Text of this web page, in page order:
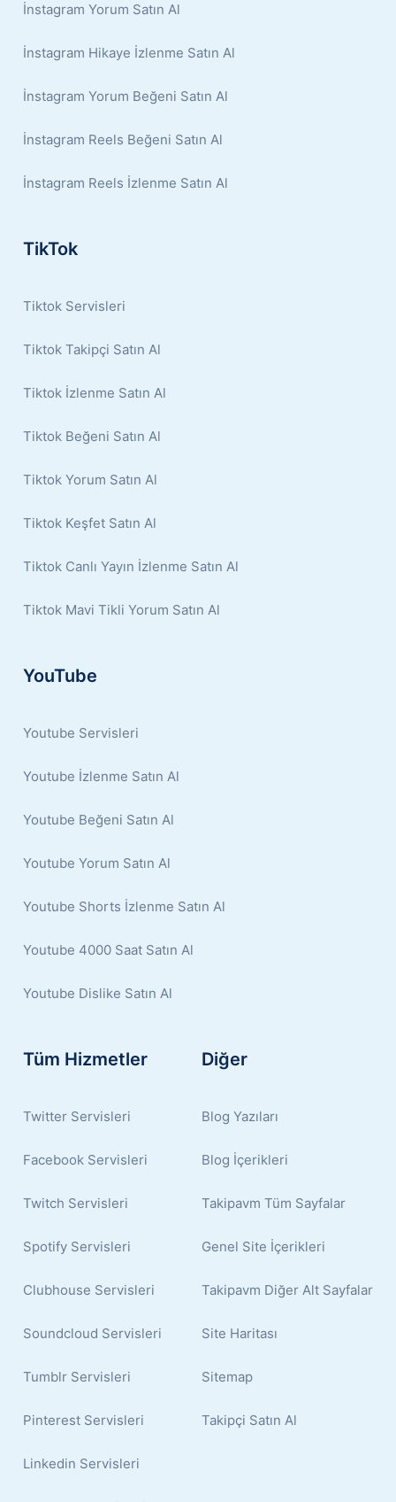
İnstagram Yorum Satın Al
İnstagram Hikaye İzlenme Satın Al
İnstagram Yorum Beğeni Satın Al
İnstagram Reels Beğeni Satın Al
İnstagram Reels İzlenme Satın Al
TikTok
Tiktok Servisleri
Tiktok Takipçi Satın Al
Tiktok İzlenme Satın Al
Tiktok Beğeni Satın Al
Tiktok Yorum Satın Al
Tiktok Keşfet Satın Al
Tiktok Canlı Yayın İzlenme Satın Al
Tiktok Mavi Tikli Yorum Satın Al
YouTube
Youtube Servisleri
Youtube İzlenme Satın Al
Youtube Beğeni Satın Al
Youtube Yorum Satın Al
Youtube Shorts İzlenme Satın Al
Youtube 4000 Saat Satın Al
Youtube Dislike Satın Al
Tüm Hizmetler
Twitter Servisleri
Facebook Servisleri
Twitch Servisleri
Spotify Servisleri
Clubhouse Servisleri
Soundcloud Servisleri
Tumblr Servisleri
Pinterest Servisleri
Linkedin Servisleri
Diğer
Blog Yazıları
Blog İçerikleri
Takipavm Tüm Sayfalar
Genel Site İçerikleri
Takipavm Diğer Alt Sayfalar
Site Haritası
Sitemap
Takipçi Satın Al